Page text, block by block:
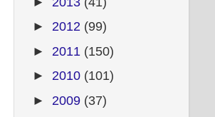
► 2012 (99)
► 2011 (150)
► 2010 (101)
► 2009 (37)